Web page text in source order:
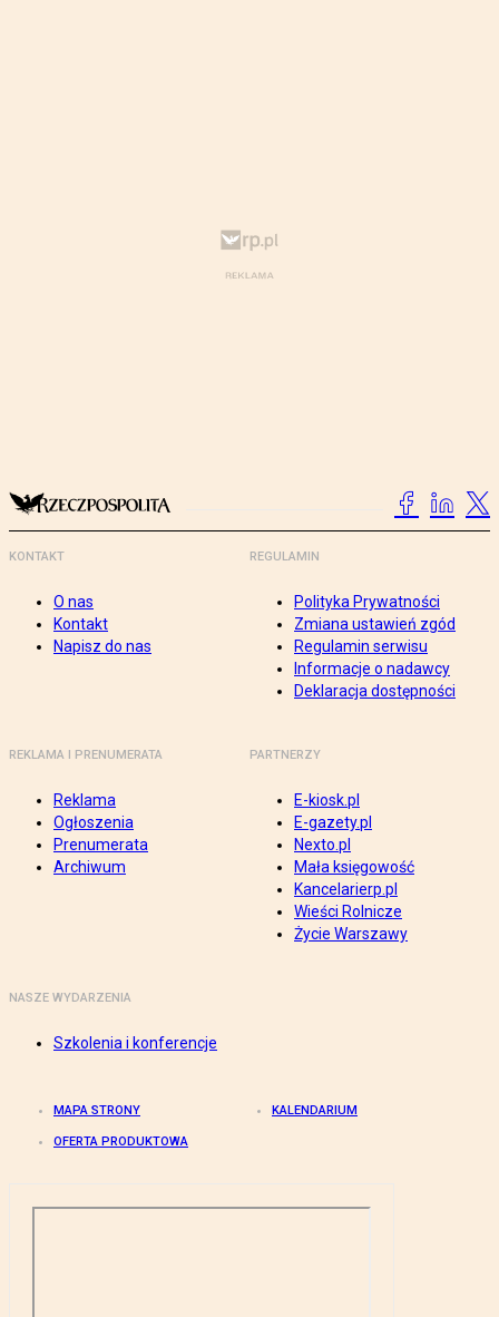
KONTAKT
O nas
Kontakt
Napisz do nas
REGULAMIN
Polityka Prywatności
Zmiana ustawień zgód
Regulamin serwisu
Informacje o nadawcy
Deklaracja dostępności
REKLAMA I PRENUMERATA
Reklama
Ogłoszenia
Prenumerata
Archiwum
PARTNERZY
E-kiosk.pl
E-gazety.pl
Nexto.pl
Mała księgowość
Kancelarierp.pl
Wieści Rolnicze
Życie Warszawy
NASZE WYDARZENIA
Szkolenia i konferencje
MAPA STRONY KALENDARIUM
OFERTA PRODUKTOWA